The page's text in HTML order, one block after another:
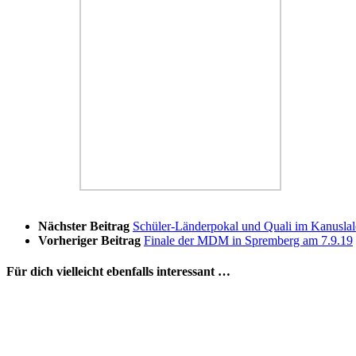
Nächster Beitrag Schüler-Länderpokal und Quali im
Vorheriger Beitrag Finale der MDM in Spremberg am 7.9.19
Für dich vielleicht ebenfalls interessant …